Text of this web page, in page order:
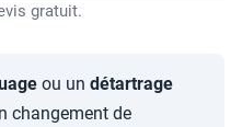
gratuit.
ou un détartrage
changement de